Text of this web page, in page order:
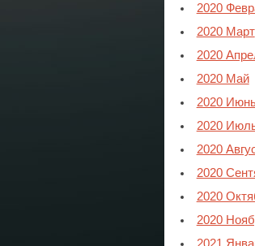
2020
2020 Март
2020
2020 Май
2020
2020
2020
2020
2020
2020